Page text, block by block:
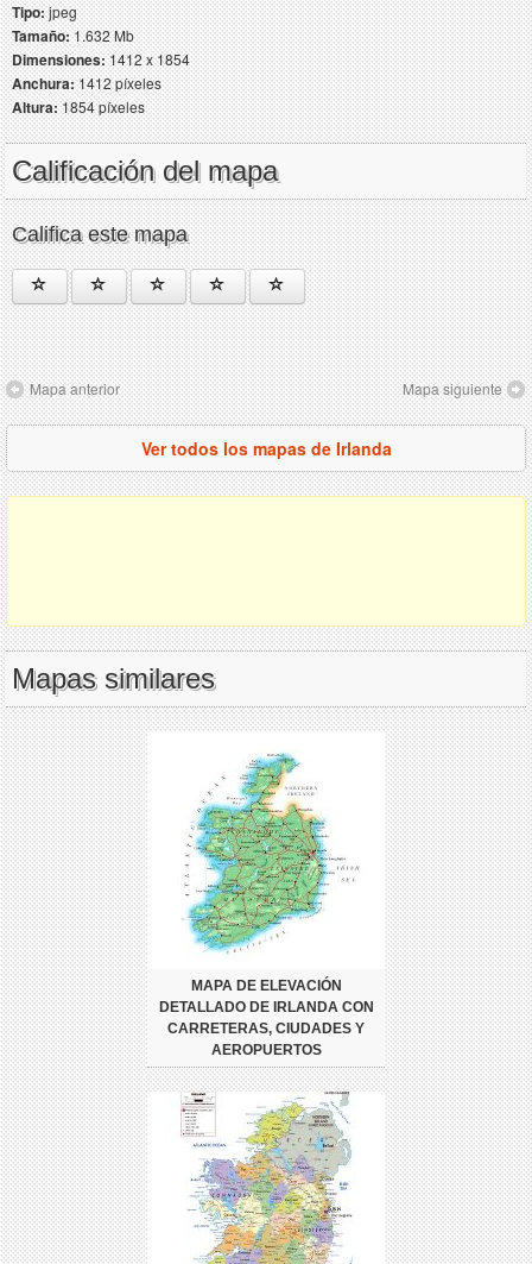
Tipo:jpeg
Tamaño:1.632 Mb
Dimensiones:1412 x 1854
Anchura:1412 píxeles
Altura:1854 píxeles
Calificación del mapa
Califica este mapa
Mapa anterior Mapa siguiente
Ver todos los mapas de Irlanda
Mapas similares
MAPA DE ELEVACIÓN
DETALLADO DE IRLANDA CON
CARRETERAS, CIUDADES Y
AEROPUERTOS